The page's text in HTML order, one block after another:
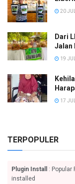
20
Dari
Jalan
19
17
TERPOPULER
Plugin Install
: Popular
installed